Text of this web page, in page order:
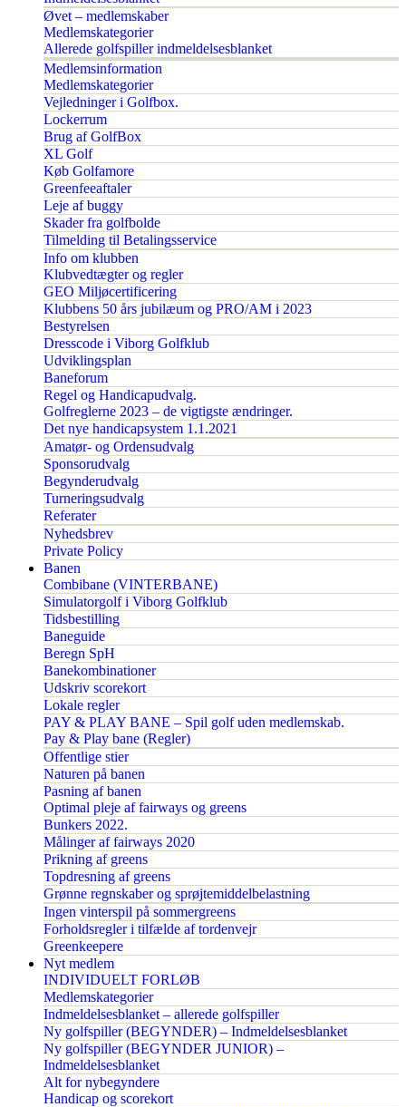
Øvet – medlemskaber
Medlemskategorier
Allerede golfspiller indmeldelsesblanket
Medlemsinformation
Medlemskategorier
Vejledninger i Golfbox.
Lockerrum
Brug af GolfBox
XL Golf
Køb Golfamore
Greenfeeaftaler
Leje af buggy
Skader fra golfbolde
Tilmelding til Betalingsservice
Info om klubben
Klubvedtægter og regler
GEO Miljøcertificering
Klubbens 50 års jubilæum og PRO/AM i 2023
Bestyrelsen
Dresscode i Viborg Golfklub
Udviklingsplan
Baneforum
Regel og Handicapudvalg.
Golfreglerne 2023 – de vigtigste ændringer.
Det nye handicapsystem 1.1.2021
Amatør- og Ordensudvalg
Sponsorudvalg
Begynderudvalg
Turneringsudvalg
Referater
Nyhedsbrev
Private Policy
Banen
Combibane (VINTERBANE)
Simulatorgolf i Viborg Golfklub
Tidsbestilling
Baneguide
Beregn SpH
Banekombinationer
Udskriv scorekort
Lokale regler
PAY & PLAY BANE – Spil golf uden medlemskab.
Pay & Play bane (Regler)
Offentlige stier
Naturen på banen
Pasning af banen
Optimal pleje af fairways og greens
Bunkers 2022.
Målinger af fairways 2020
Prikning af greens
Topdresning af greens
Grønne regnskaber og sprøjtemiddelbelastning
Ingen vinterspil på sommergreens
Forholdsregler i tilfælde af tordenvejr
Greenkeepere
Nyt medlem
INDIVIDUELT FORLØB
Medlemskategorier
Indmeldelsesblanket – allerede golfspiller
Ny golfspiller (BEGYNDER) – Indmeldelsesblanket
Ny golfspiller (BEGYNDER JUNIOR) –
Indmeldelsesblanket
Alt for nybegyndere
Handicap og scorekort